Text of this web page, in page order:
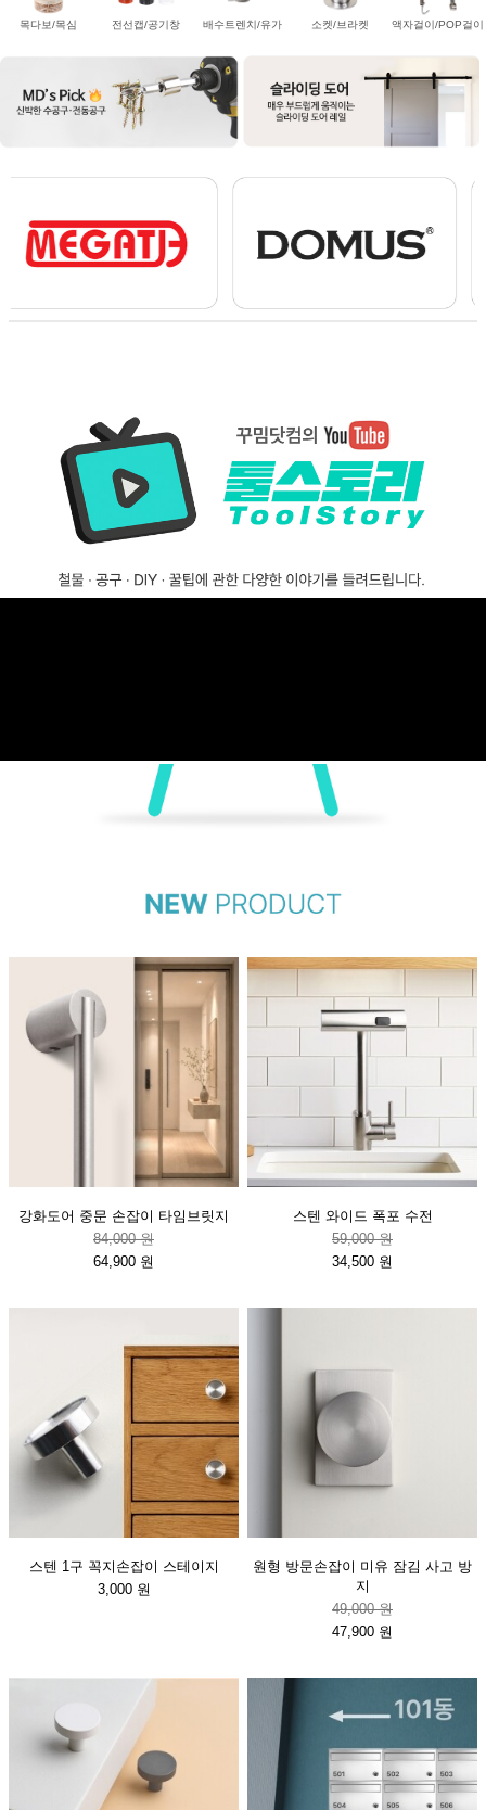
목다보/목심 전선캡/공기창 배수트렌치/유가 소켓/브라켓 액자걸이/POP걸이
강화도어 중문 손잡이 타임브릿지
84,000 원
64,900 원
스텐 와이드 폭포 수전
59,000 원
34,500 원
스텐 1구 꼭지손잡이 스테이지
3,000 원
원형 방문손잡이 미유 잠김 사고 방
지
49,000 원
47,900 원